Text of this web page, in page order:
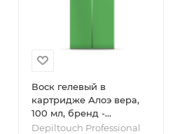
Воск гелевый в
картридже Алоэ вера,
100 мл, бренд -
Depiltouch Professional
Depiltouch Professional